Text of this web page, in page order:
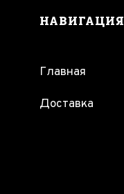
НАВИГАЦИЯ
Главная
Доставка